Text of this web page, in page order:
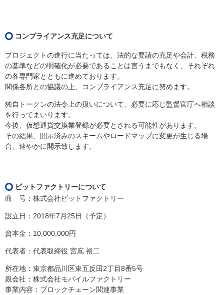
コンプライアンス充足について
プロジェクトの進行に当たっては、法的な要請の充足や会計、税務
の基準などの明確化が必要であることは言うまでもなく、それぞれ
の各専門家とともに進めております。
関係各所との協議の上、コンプライアンス充足に努めます。
独自トークンの法令上の扱いについて、必要に応じ監督官庁へ相談
を行ってまいります。
今後、仮想通貨交換業登録が必要とされる可能性があります。
その結果、開示済みのスキームやロードマップに変更が生じる場
合、速やかに開示致します。
ビットファクトリーについて
商 号：株式会社ビットファクトリー
設立日：2018年7月25日（予定）
資本金：10,000,000円
代表者：代表取締役 宮嶌 裕二
所在地：東京都品川区東五反田2丁目8番5号
親会社：株式会社モバイルファクトリー
事業内容：ブロックチェーン関連事業